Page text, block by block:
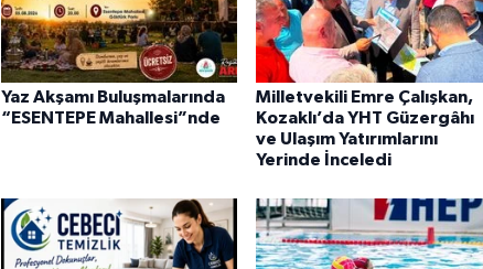
Yaz Akşamı Buluşmalarında
“ESENTEPE Mahallesi”nde
Milletvekili Emre Çalışkan,
Kozaklı’da YHT Güzergâhı
ve Ulaşım Yatırımlarını
Yerinde İnceledi